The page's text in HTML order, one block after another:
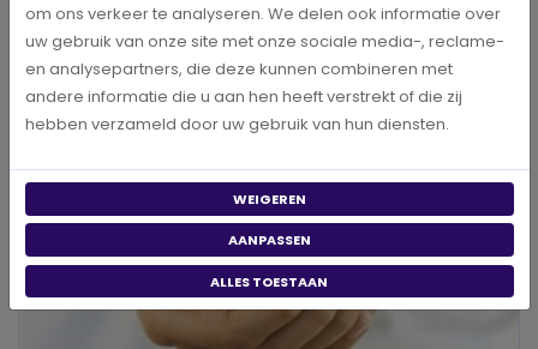
om ons verkeer te analyseren. We delen ook informatie over
uw gebruik van onze site met onze sociale media-, reclame-
en analysepartners, die deze kunnen combineren met
andere informatie die u aan hen heeft verstrekt of die zij
hebben verzameld door uw gebruik van hun diensten.
WEIGEREN
AANPASSEN
ALLES TOESTAAN